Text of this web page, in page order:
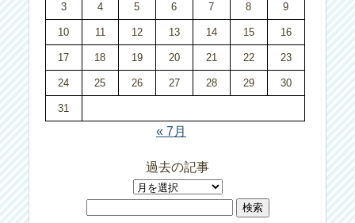
3 4 5 6 7 8 9
10 11 12 13 14 15 16
17 18 19 20 21 22 23
24 25 26 27 28 29 30
31
« 7月
過去の記事
過